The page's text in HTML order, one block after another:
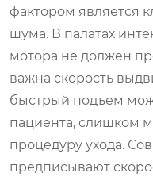
фактором является
шума. В палатах
мотора не должен
важна скорость
быстрый подъем
пациента, слишком
процедуру ухода.
предписывают